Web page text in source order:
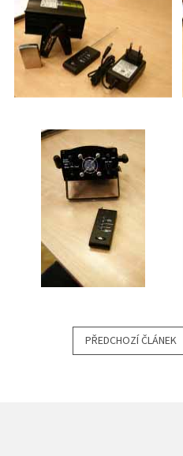
PŘEDCHOZÍ ČLÁNEK